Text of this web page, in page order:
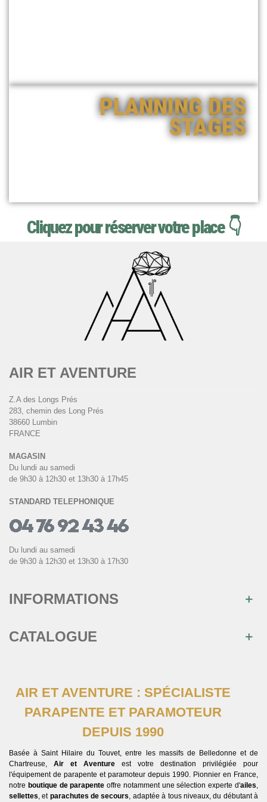
Découvrez notre
PLANNING DES
STAGES
Cliquez pour réserver votre place 👇
AIR ET AVENTURE
Z.A des Longs Prés
283, chemin des Long Prés
38660 Lumbin
FRANCE
MAGASIN
Du lundi au samedi
de 9h30 à 12h30 et 13h30 à 17h45
STANDARD TELEPHONIQUE
Du lundi au samedi
de 9h30 à 12h30 et 13h30 à 17h30
INFORMATIONS
CATALOGUE
AIR ET AVENTURE : SPÉCIALISTE
PARAPENTE ET PARAMOTEUR
DEPUIS 1990
Basée à Saint Hilaire du Touvet, entre les massifs de Belledonne et de
Chartreuse, Air et Aventure est votre destination privilégiée pour
l'équipement de parapente et paramoteur depuis 1990. Pionnier en France,
notre boutique de parapente offre notamment une sélection experte d'ailes
sellettes , et parachutes de secours , adaptée à tous niveaux, du débutant à